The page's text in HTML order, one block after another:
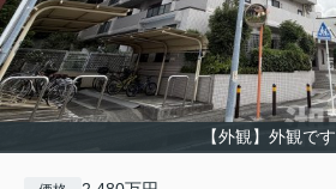
【外観】外観です